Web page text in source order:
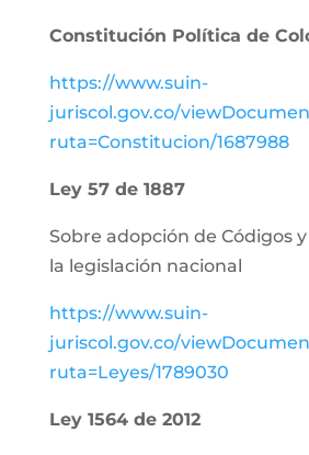
Constitución Política de
https://www.suin-
juriscol.gov.co/
ruta=Constitucion/1687988
Ley 57 de 1887
Sobre adopción de Códigos
la legislación nacional
https://www.suin-
juriscol.gov.co/
ruta=Leyes/1789030
Ley 1564 de 2012